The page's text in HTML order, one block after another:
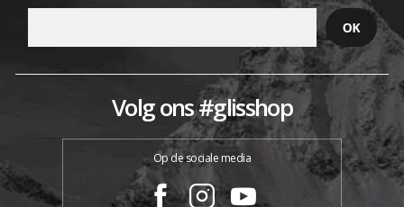
Volg ons #glisshop
Op de sociale media